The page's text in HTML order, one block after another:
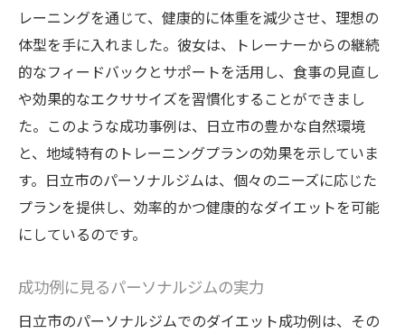
レーニングを通じて、健康的に体重を減少させ、理想の
体型を手に入れました。彼女は、トレーナーからの継続
的なフィードバックとサポートを活用し、食事の見直し
や効果的なエクササイズを習慣化することができまし
た。このような成功事例は、日立市の豊かな自然環境
と、地域特有のトレーニングプランの効果を示していま
す。日立市のパーソナルジムは、個々のニーズに応じた
プランを提供し、効率的かつ健康的なダイエットを可能
にしているのです。
成功例に見るパーソナルジムの実力
日立市のパーソナルジムでのダイエット成功例は、その